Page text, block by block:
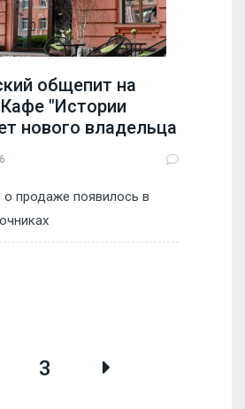
общепит на
"Истории
нового владельца
продаже появилось в
3